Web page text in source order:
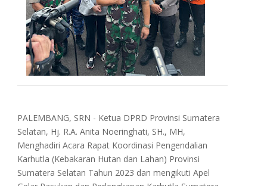
PALEMBANG, SRN - Ketua DPRD Provinsi Sumatera
Selatan, Hj. R.A. Anita Noeringhati, SH., MH,
Menghadiri Acara Rapat Koordinasi Pengendalian
Karhutla (Kebakaran Hutan dan Lahan) Provinsi
Sumatera Selatan Tahun 2023 dan mengikuti Apel